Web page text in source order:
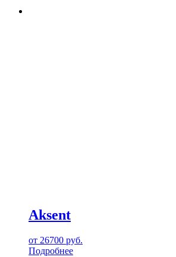
Aksent
от 26700 руб.
Подробнее